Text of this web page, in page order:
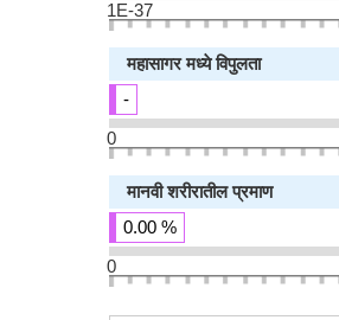
1E-37
महासागर मध्ये विपुलता
-
0
मानवी शरीरातील प्रमाण
0.00 %
0